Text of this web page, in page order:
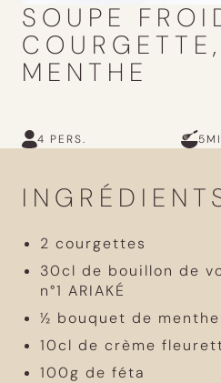
SOUPE
MENTHE
4 PERS.
2 courgettes
30cl de bouillon de
n°1 ARIAKÉ
½ bouquet de
10cl de crème
100g de féta